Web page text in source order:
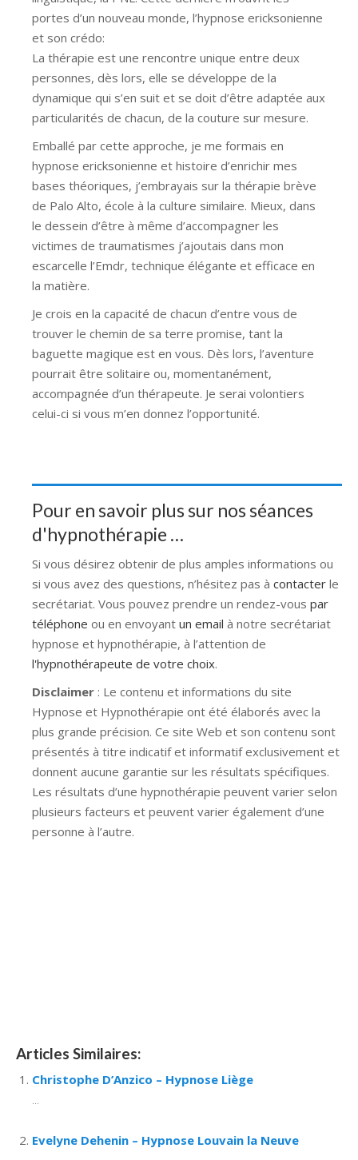
portes d’un nouveau monde, l’hypnose ericksonienne
et son crédo:
La thérapie est une rencontre unique entre deux
personnes, dès lors, elle se développe de la
dynamique qui s’en suit et se doit d’être adaptée aux
particularités de chacun, de la couture sur mesure.
Emballé par cette approche, je me formais en
hypnose ericksonienne et histoire d’enrichir mes
bases théoriques, j’embrayais sur la thérapie brève
de Palo Alto, école à la culture similaire. Mieux, dans
le dessein d’être à même d’accompagner les
victimes de traumatismes j’ajoutais dans mon
escarcelle l’Emdr, technique élégante et efficace en
la matière.
Je crois en la capacité de chacun d’entre vous de
trouver le chemin de sa terre promise, tant la
baguette magique est en vous. Dès lors, l’aventure
pourrait être solitaire ou, momentanément,
accompagnée d’un thérapeute. Je serai volontiers
celui-ci si vous m’en donnez l’opportunité.
Pour en savoir plus sur nos séances
d'hypnothérapie …
Si vous désirez obtenir de plus amples informations ou
si vous avez des questions, n’hésitez pas à contacter le
secrétariat. Vous pouvez prendre un rendez-vous par
téléphone ou en envoyant un email à notre secrétariat
hypnose et hypnothérapie, à l’attention de
l'hypnothérapeute de votre choix.
Disclaimer : Le contenu et informations du site
Hypnose et Hypnothérapie ont été élaborés avec la
plus grande précision. Ce site Web et son contenu sont
présentés à titre indicatif et informatif exclusivement et
donnent aucune garantie sur les résultats spécifiques.
Les résultats d’une hypnothérapie peuvent varier selon
plusieurs facteurs et peuvent varier également d’une
personne à l’autre.
Articles Similaires:
Christophe D’Anzico – Hypnose Liège
...
Evelyne Dehenin – Hypnose Louvain la Neuve